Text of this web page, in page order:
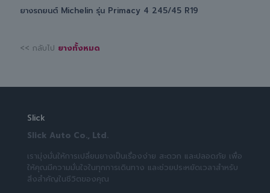
ยางรถยนต์ Michelin รุ่น Primacy 4 245/45 R19
<< กลับไป ยางทั้งหมด
Slick
Slick Auto Co., Ltd.
เรามุ่งมั่นให้การเปลี่ยนยางเป็นเรื่องง่าย สะดวก และปลอดภัย เพื่อ
ให้คุณมีความมั่นใจในทุกการเดินทาง และช่วยประหยัดเวลาสำหรับ
สิ่งสำคัญในชีวิตของคุณ